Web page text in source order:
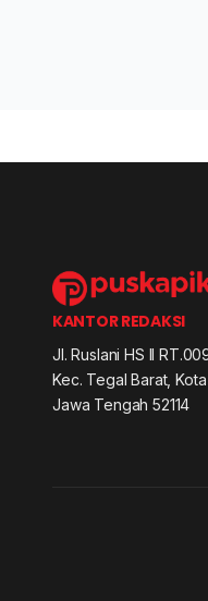
KANTOR REDAKSI
Jl. Ruslani HS II
Kec. Tegal Barat,
Jawa Tengah 52114